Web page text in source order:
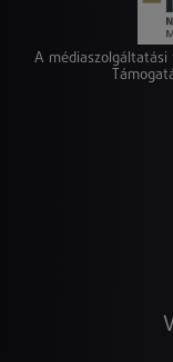
A médiaszolgáltatási